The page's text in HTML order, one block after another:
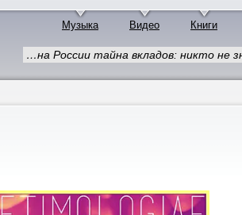
Музыка Видео Книги
…на России тайна вкладов: никто не